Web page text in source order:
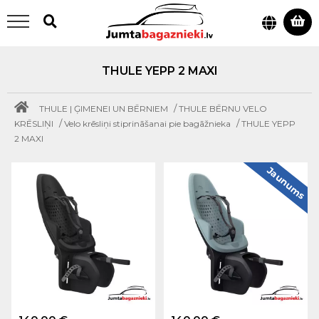
THULE YEPP 2 MAXI
THULE | ĢIMENEI UN BĒRNIEM /THULE BĒRNU VELO
KRĒSLIŅI /Velo krēsliņi stiprināšanai pie bagāžnieka /THULE YEPP
2 MAXI
Jaunums